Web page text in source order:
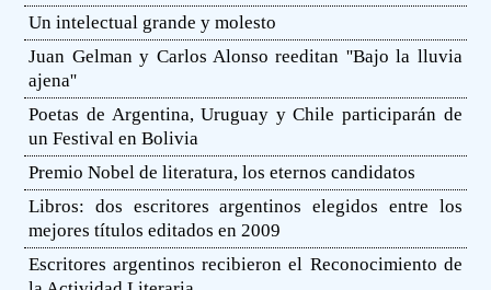
Un intelectual grande y molesto
Juan Gelman y Carlos Alonso reeditan ''Bajo la lluvia
ajena''
Poetas de Argentina, Uruguay y Chile participarán de
un Festival en Bolivia
Premio Nobel de literatura, los eternos candidatos
Libros: dos escritores argentinos elegidos entre los
mejores títulos editados en 2009
Escritores argentinos recibieron el Reconocimiento de